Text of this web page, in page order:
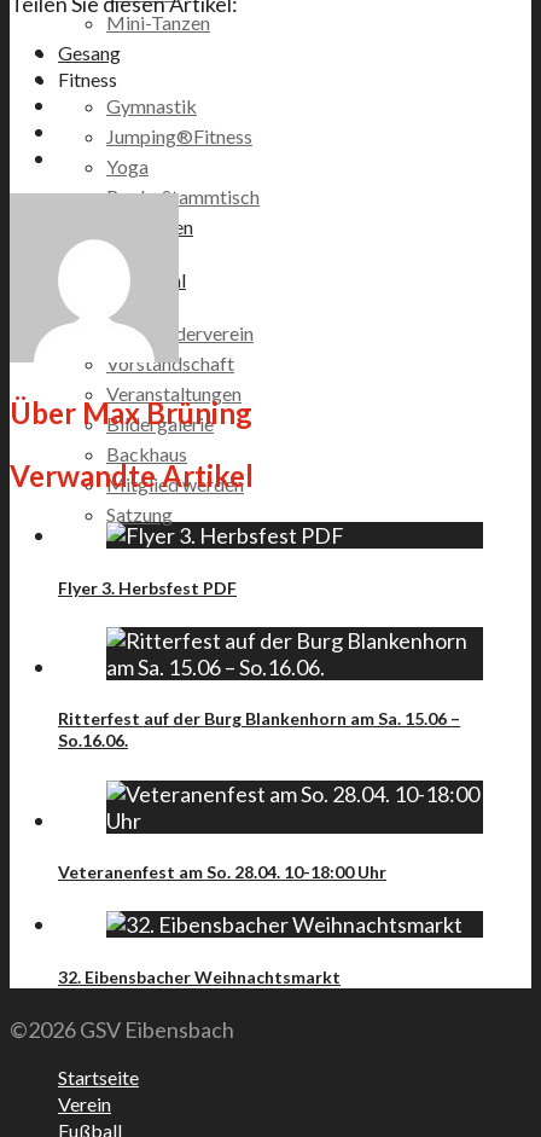
Mini-Tanzen
Gesang
Fitness
Gymnastik
Jumping®Fitness
Yoga
Boule-Stammtisch
Veranstaltungen
Vereinsshop
Zabergäupokal
Förderverein
GSV Förderverein
Vorstandschaft
Veranstaltungen
Bildergalerie
Backhaus
Mitglied werden
Satzung
Über Max Brüning
Verwandte Artikel
Flyer 3. Herbsfest PDF
Ritterfest auf der Burg Blankenhorn am Sa. 15.06 –
So.16.06.
Veteranenfest am So. 28.04. 10-18:00 Uhr
32. Eibensbacher Weihnachtsmarkt
©2026 GSV Eibensbach
Startseite
Verein
Fußball